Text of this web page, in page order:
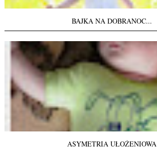
BAJKA NA DOBRANOC...
ASYMETRIA UŁOŻENIOWA